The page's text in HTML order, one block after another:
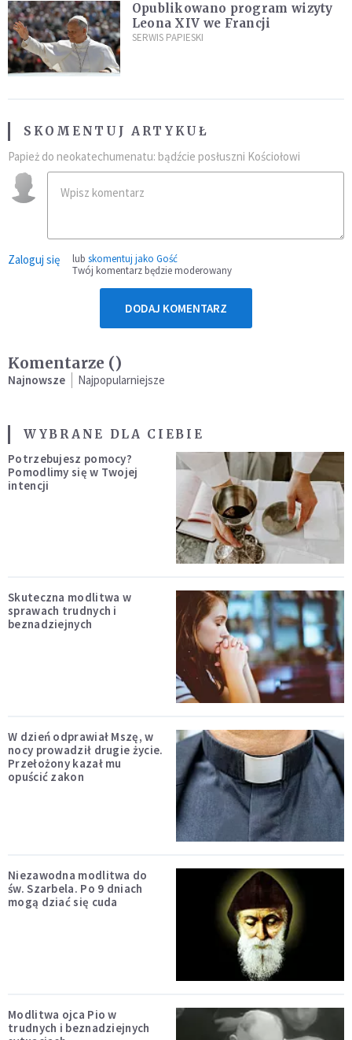
Opublikowano program wizyty
Leona XIV we Francji
SERWIS PAPIESKI
SKOMENTUJ ARTYKUŁ
Papież do neokatechumenatu: bądźcie posłuszni Kościołowi
Zaloguj się lub skomentuj jako Gość
Twój komentarz będzie moderowany
DODAJ KOMENTARZ
Komentarze ()
Najnowsze Najpopularniejsze
WYBRANE DLA CIEBIE
Potrzebujesz pomocy?
Pomodlimy się w Twojej
intencji
Skuteczna modlitwa w
sprawach trudnych i
beznadziejnych
W dzień odprawiał Mszę, w
nocy prowadził drugie życie.
Przełożony kazał mu
opuścić zakon
Niezawodna modlitwa do
św. Szarbela. Po 9 dniach
mogą dziać się cuda
Modlitwa ojca Pio w
trudnych i beznadziejnych